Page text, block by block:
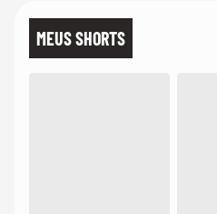
MEUS SHORTS